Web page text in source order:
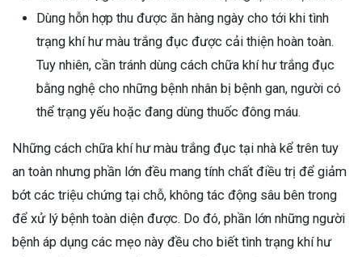
Dùng hỗn hợp thu được ăn hàng ngày cho tới khi tình
trạng khí hư màu trắng đục được cải thiện hoàn toàn.
Tuy nhiên, cần tránh dùng cách chữa khí hư trắng đục
bằng nghệ cho những bệnh nhân bị bệnh gan, người có
thể trạng yếu hoặc đang dùng thuốc đông máu.
Những cách chữa khí hư màu trắng đục tại nhà kể trên tuy
an toàn nhưng phần lớn đều mang tính chất điều trị để giảm
bớt các triệu chứng tại chỗ, không tác động sâu bên trong
để xử lý bệnh toàn diện được. Do đó, phần lớn những người
bệnh áp dụng các mẹo này đều cho biết tình trạng khí hư